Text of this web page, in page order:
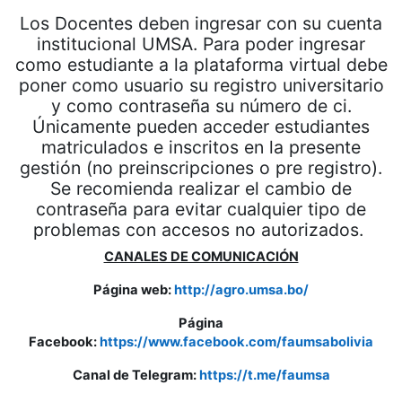
Los Docentes deben ingresar con su cuenta
institucional UMSA. Para poder ingresar
como estudiante a la plataforma virtual debe
poner como usuario su registro universitario
y como contraseña su número de ci.
Únicamente pueden acceder estudiantes
matriculados e inscritos en la presente
gestión (no preinscripciones o pre registro).
Se recomienda realizar el cambio de
contraseña para evitar cualquier tipo de
problemas con accesos no autorizados.
CANALES DE COMUNICACIÓN
Página web:http://agro.umsa.bo/
Página
Facebook:https://www.facebook.com/faumsabolivia
Canal de Telegram:https://t.me/faumsa